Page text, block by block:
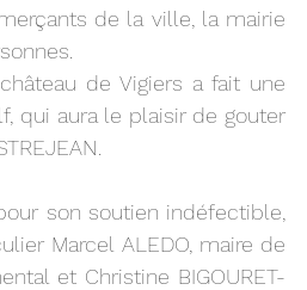
de la ville, la mairie
de Vigiers a fait une
qui aura le plaisir de gouter
son soutien indéfectible,
Marcel ALEDO, maire de
et Christine BIGOURET-